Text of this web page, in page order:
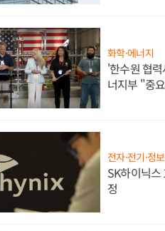
화학·에너지
'한수원 협
너지부 "중
전자·전기·정
SK하이닉스
정